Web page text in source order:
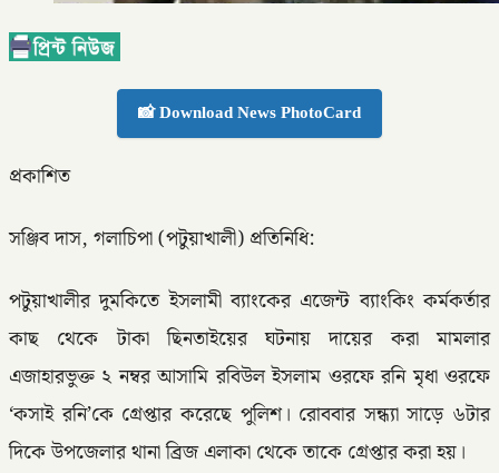
📸 Download News PhotoCard
প্রকাশিত
সঞ্জিব দাস, গলাচিপা (পটুয়াখালী) প্রতিনিধি:
পটুয়াখালীর দুমকিতে ইসলামী ব্যাংকের এজেন্ট ব্যাংকিং কর্মকর্তার
কাছ থেকে টাকা ছিনতাইয়ের ঘটনায় দায়ের করা মামলার
এজাহারভুক্ত ২ নম্বর আসামি রবিউল ইসলাম ওরফে রনি মৃধা ওরফে
‘কসাই রনি’কে গ্রেপ্তার করেছে পুলিশ। রোববার সন্ধ্যা সাড়ে ৬টার
দিকে উপজেলার থানা ব্রিজ এলাকা থেকে তাকে গ্রেপ্তার করা হয়।